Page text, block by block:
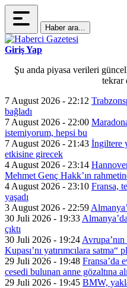
Haber ara...
Giriş Yap
Şu anda piyasa verileri
tekrar
7 August 2026 - 22:12
bağladı
7 August 2026 - 22:00
istemiyorum, hepsi bu
7 August 2026 - 21:43 İngiltere
etkisine girecek
4 August 2026 - 23:14
Mehmet Genç Hakk’ın
4 August 2026 - 23:10 Fransa,
yaşadı
3 August 2026 - 22:59
30 Juli 2026 - 19:33
çıktı
30 Juli 2026 - 19:24
Kupası’nı yatırımcılara satma“
29 Juli 2026 - 19:48 Fransa’da
cesedi bulunan anne gözaltına
29 Juli 2026 - 19:45 BMW,